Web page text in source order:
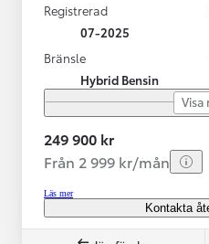
Registrerad
07-2025
Bränsle
Hybrid Bensin
Visa
249 900 kr
Från 2 999 kr/mån
Läs mer
Kontakta